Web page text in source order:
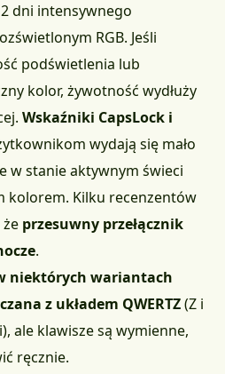
dni intensywnego
RGB. Jeśli
podświetlenia lub
kolor, żywotność wydłuży
Wskaźniki CapsLock i
wydają się mało
w stanie aktywnym świeci
kolorem. Kilku recenzentów
przesuwny przełącznik
.
niektórych wariantach
z układem QWERTZ(Z i
ale klawisze są wymienne,
ręcznie.